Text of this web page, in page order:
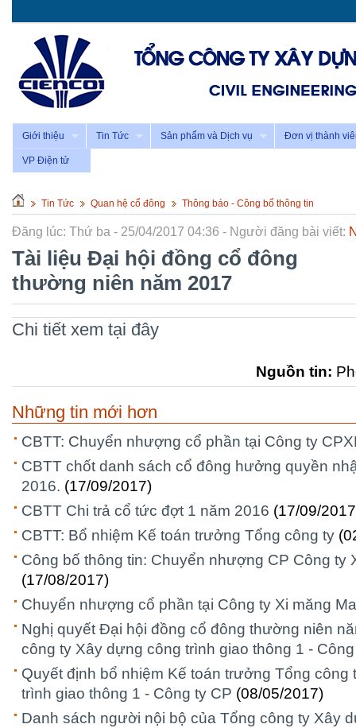
Giới thiệu Tin Tức Sản phẩm và Dịch vụ Đơn vị thành
VP Điện tử
Tin Tức Quan hệ cổ đông Thông báo - Công bố thông tin
Đăng lúc: Thứ ba - 25/04/2017 04:36 - Người đăng bài viết:
Tài liệu Đại hội đồng cổ đông
thường niên năm 2017
Chi tiết xem tại đây
Nguồn tin:
Những tin mới hơn
CBTT: Chuyển nhượng cổ phần tại Công ty
CBTT chốt danh sách cổ đông hưởng quyền
2016. (17/09/2017)
CBTT Chi trả cổ tức đợt 1 năm 2016 (17/09/
CBTT: Bổ nhiệm Kế toán trưởng Tổng công ty
Công bố thông tin: Chuyển nhượng CP Công ty
(17/08/2017)
Chuyển nhượng cổ phần tại Công ty Xi măng
Nghị quyết Đại hội đồng cổ đông thường niên
công ty Xây dựng công trình giao thông 1 -
Quyết định bổ nhiệm Kế toán trưởng Tổng công
trình giao thông 1 - Công ty CP (08/05/2017)
Danh sách người nội bộ của Tổng công ty Xây